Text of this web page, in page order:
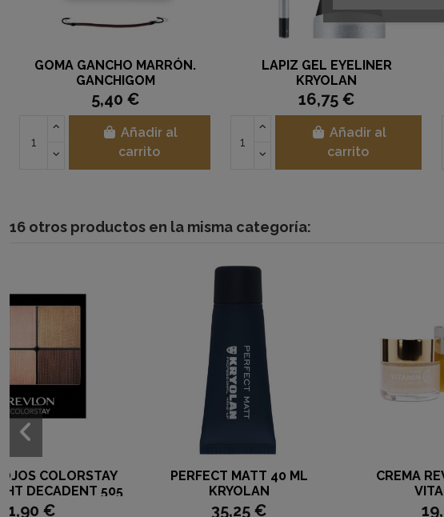
GOMA GANCHO MARRÓN.
GANCHIGOM
5,40 €
Añadir al
carrito
LAPIZ GEL EYELINER
KRYOLAN
16,75 €
Añadir al
carrito
16 otros productos en la misma categoría:
BROCHA EYELINER, SOMBRAS
Y CEJAS
BARRA DE LABIOS LIPSTICK